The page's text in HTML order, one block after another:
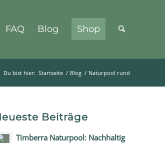
FAQ Blog Shop
Du bist hier: Startseite / Blog / Naturpool rund
Beiträge
Timberra Naturpool: Nachhaltig